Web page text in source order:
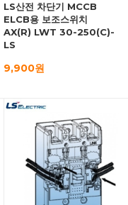
LS산전 차단기 MCCB
ELCB용 보조스위치
AX(R) LWT 30-250(C)-
LS
9,900원